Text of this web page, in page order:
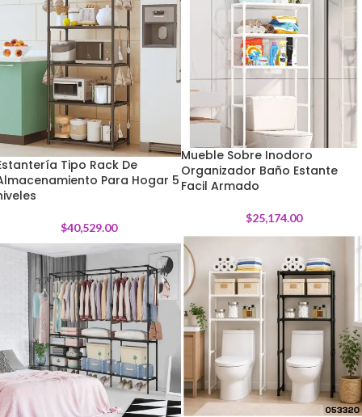
Tipo Rack De
Para Hogar 5
$40,529.00
Mueble Sobre Inodoro
Organizador Baño Estante
Facil Armado
$25,174.00